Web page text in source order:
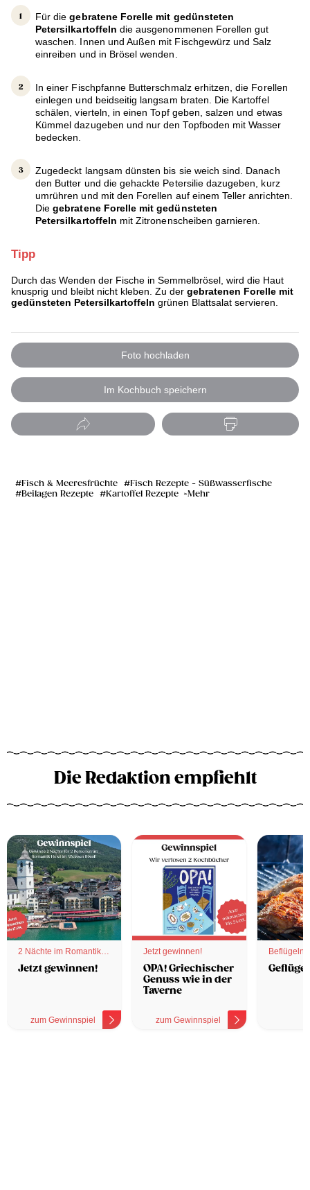
Für diegebratene Forelle mit gedünsteten
Petersilkartoffeln die ausgenommenen Forellen gut
waschen. Innen und Außen mit Fischgewürz und Salz
einreiben und in Brösel wenden.
In einer Fischpfanne Butterschmalz erhitzen, die Forellen
einlegen und beidseitig langsam braten. Die Kartoffel
schälen, vierteln, in einen Topf geben, salzen und etwas
Kümmel dazugeben und nur den Topfboden mit Wasser
bedecken.
Zugedeckt langsam dünsten bis sie weich sind. Danach
den Butter und die gehackte Petersilie dazugeben, kurz
umrühren und mit den Forellen auf einem Teller anrichten.
Diegebratene Forelle mit gedünsteten
Petersilkartoffeln mit Zitronenscheiben garnieren.
Tipp
Durch das Wenden der Fische in Semmelbrösel, wird die Haut
knusprig und bleibt nicht kleben. Zu der gebratenen Forelle mit
gedünsteten Petersilkartoffeln grünen Blattsalat servieren.
Foto hochladen
Im Kochbuch speichern
Fisch & Meeresfrüchte
Fisch Rezepte - Süßwasserfische
Beilagen Rezepte
Kartoffel Rezepte Mehr
Die Redaktion empfiehlt
2 Nächte im Romantik
Hotel
Jetzt gewinnen!
zum Gewinnspiel
Jetzt gewinnen!
OPA! Griechischer
Genuss wie in der
Taverne
zum Gewinnspiel